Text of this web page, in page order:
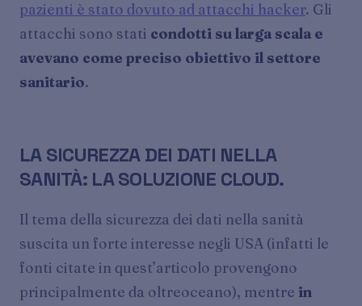
pazienti è stato dovuto ad attacchi hacker. Gli
attacchi sono stati condotti su larga scala e
avevano come preciso obiettivo il settore
sanitario.
LA SICUREZZA DEI DATI NELLA
SANITÀ: LA SOLUZIONE CLOUD.
Il tema della sicurezza dei dati nella sanità
suscita un forte interesse negli USA (infatti le
fonti citate in quest’articolo provengono
principalmente da oltreoceano), mentre in